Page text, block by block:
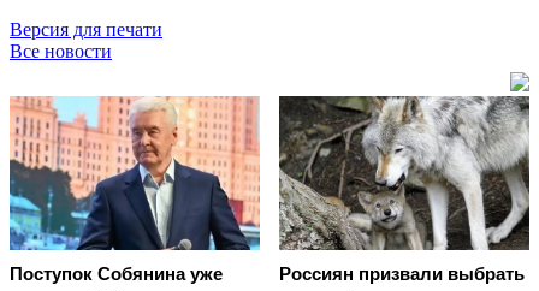
Версия для печати
Все новости
Поступок Собянина уже
Россиян призвали выбрать